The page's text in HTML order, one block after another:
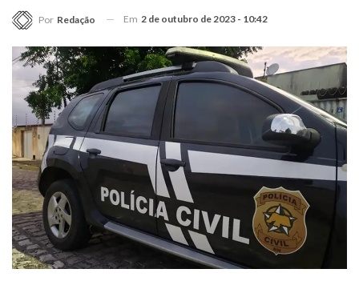
Por Redação Em 2 de outubro de 2023 - 10:42